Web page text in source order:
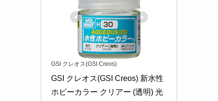
GSI クレオス(GSI Creos)
GSI クレオス(GSI Creos) 新水性
ホビーカラー クリアー (透明) 光